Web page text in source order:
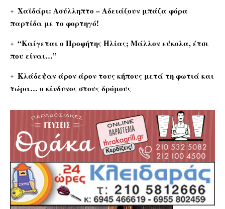
Χαϊδάρι: Ασύλληπτο – Αδειάζουν μπάζα φόρα
παρτίδα με το φορτηγό!
“Καίγεται ο Προφήτης Ηλίας; Μάλλον εύκολα, έτσι
που είναι…”
Κλάδεψαν άρον άρον τους κήπους μετά τη φωτιά και
τώρα… ο κίνδυνος στους δρόμους